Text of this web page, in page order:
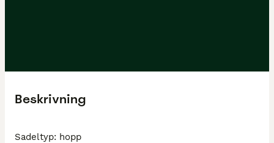
Beskrivning
Sadeltyp: hopp